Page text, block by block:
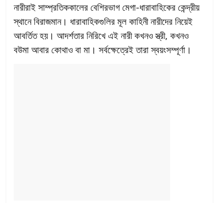
নারীরাই সাম্প্রতিককালের বেশিরভাগ মেগা-ধারাবাহিকের কেন্দ্রীয়
স্থানে বিরাজমান। ধারাবাহিকগুলির মূল কাহিনী নারীদের নিয়েই
আবর্তিত হয়। আদর্শতার নিরিখে এই নারী কখনও স্ত্রী, কখনও
বউমা আবার কোথাও বা মা। সর্বক্ষেত্রেই তারা স্বয়ংসম্পূর্ণা।